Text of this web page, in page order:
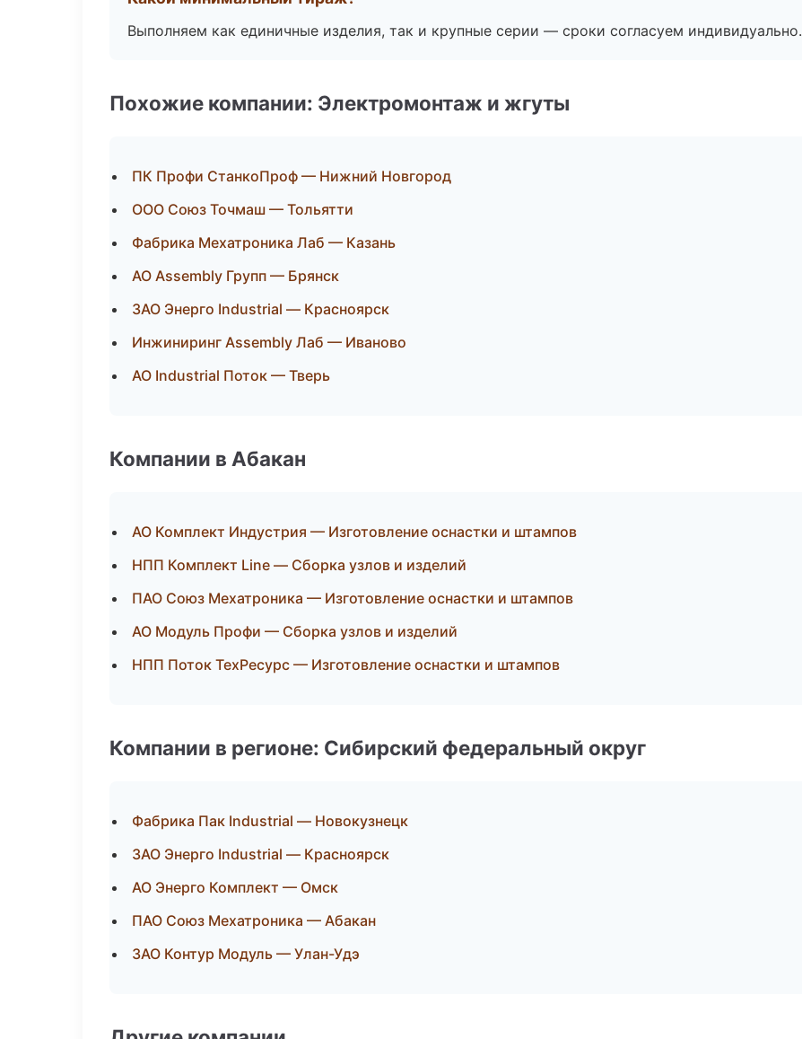
Выполняем как единичные изделия, так и крупные серии — сроки согласуем индивидуально.
Похожие компании: Электромонтаж и жгуты
ПК Профи СтанкоПроф — Нижний Новгород
ООО Союз Точмаш — Тольятти
Фабрика Мехатроника Лаб — Казань
АО Assembly Групп — Брянск
ЗАО Энерго Industrial — Красноярск
Инжиниринг Assembly Лаб — Иваново
АО Industrial Поток — Тверь
Компании в Абакан
АО Комплект Индустрия — Изготовление оснастки и штампов
НПП Комплект Line — Сборка узлов и изделий
ПАО Союз Мехатроника — Изготовление оснастки и штампов
АО Модуль Профи — Сборка узлов и изделий
НПП Поток ТехРесурс — Изготовление оснастки и штампов
Компании в регионе: Сибирский федеральный округ
Фабрика Пак Industrial — Новокузнецк
ЗАО Энерго Industrial — Красноярск
АО Энерго Комплект — Омск
ПАО Союз Мехатроника — Абакан
ЗАО Контур Модуль — Улан-Удэ